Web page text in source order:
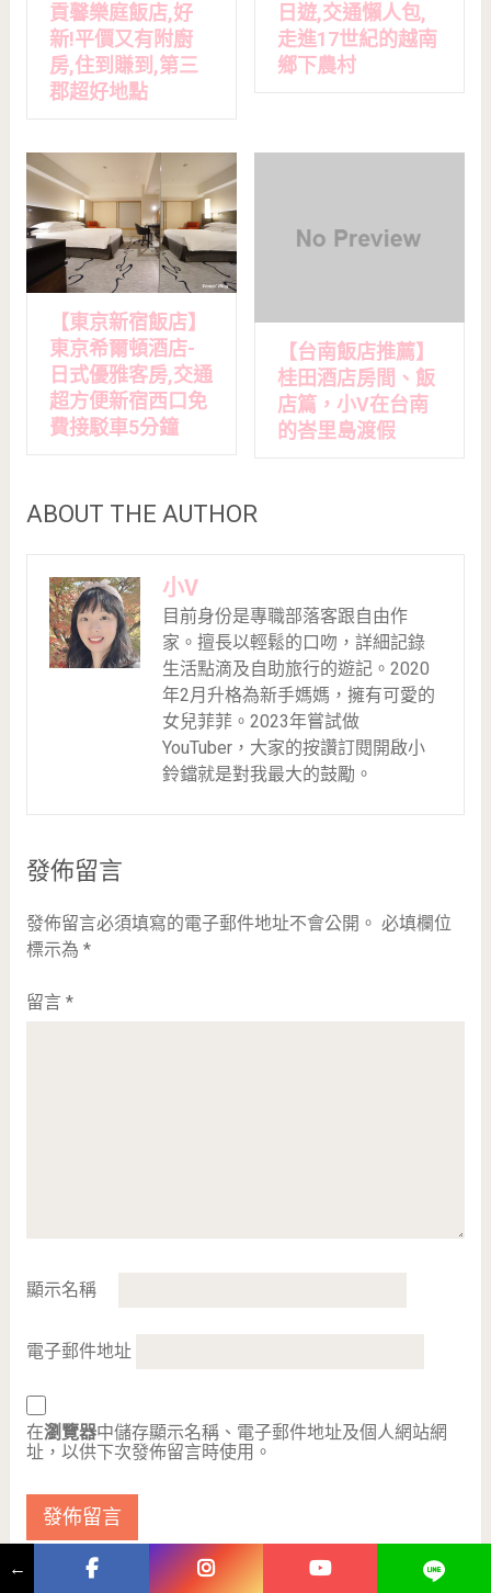
貢馨樂庭飯店,好
新!平價又有附廚
房,住到賺到,第三
郡超好地點
日遊,交通懶人包,
走進17世紀的越南
鄉下農村
【東京新宿飯店】
東京希爾頓酒店-
日式優雅客房,交通
超方便新宿西口免
費接駁車5分鐘
【台南飯店推薦】
桂田酒店房間、飯
店篇，小V在台南
的峇里島渡假
ABOUT THE AUTHOR
小V
目前身份是專職部落客跟自由作
家。擅長以輕鬆的口吻，詳細記錄
生活點滴及自助旅行的遊記。2020
年2月升格為新手媽媽，擁有可愛的
女兒菲菲。2023年嘗試做
YouTuber，大家的按讚訂閱開啟小
鈴鐺就是對我最大的鼓勵。
發佈留言
發佈留言必須填寫的電子郵件地址不會公開。 必填欄位
標示為 *
留言 *
顯示名稱
電子郵件地址
在瀏覽器中儲存顯示名稱、電子郵件地址及個人網站網
址，以供下次發佈留言時使用。
←